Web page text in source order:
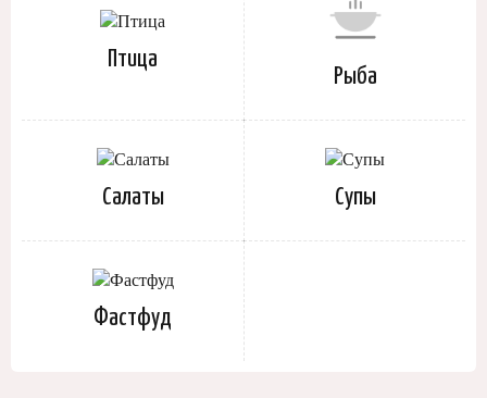
Птица
Рыба
Салаты Супы
Фастфуд